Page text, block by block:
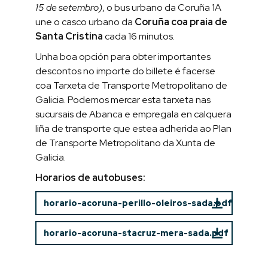
15 de setembro), o bus urbano da Coruña 1A
une o casco urbano da Coruña coa praia de
Santa Cristinacada 16 minutos.
Unha boa opción para obter importantes
descontos no importe do billete é facerse
coa Tarxeta de Transporte Metropolitano de
Galicia. Podemos mercar esta tarxeta nas
sucursais de Abanca e empregala en calquera
liña de transporte que estea adherida ao Plan
de Transporte Metropolitano da Xunta de
Galicia.
Horarios de autobuses:
horario-acoruna-perillo-oleiros-sada.pdf
horario-acoruna-stacruz-mera-sada.pdf